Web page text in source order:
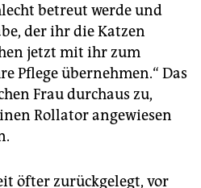
betreut werde und
der ihr die Katzen
jetzt mit ihr zum
Pflege übernehmen.“ Das
Frau durchaus zu,
Rollator angewiesen
öfter zurückgelegt, vor